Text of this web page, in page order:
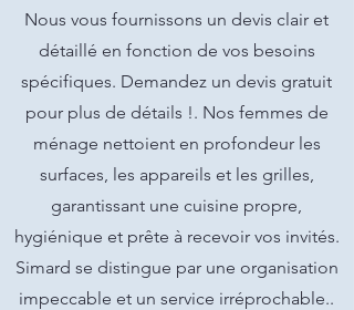
Nous vous fournissons un devis clair et
détaillé en fonction de vos besoins
spécifiques. Demandez un devis gratuit
pour plus de détails !. Nos femmes de
ménage nettoient en profondeur les
surfaces, les appareils et les grilles,
garantissant une cuisine propre,
hygiénique et prête à recevoir vos invités.
Simard se distingue par une organisation
impeccable et un service irréprochable..